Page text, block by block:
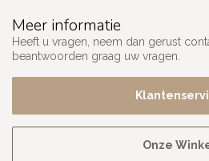
Meer informatie
Heeft u vragen, neem dan gerust
beantwoorden graag uw vragen.
Onze